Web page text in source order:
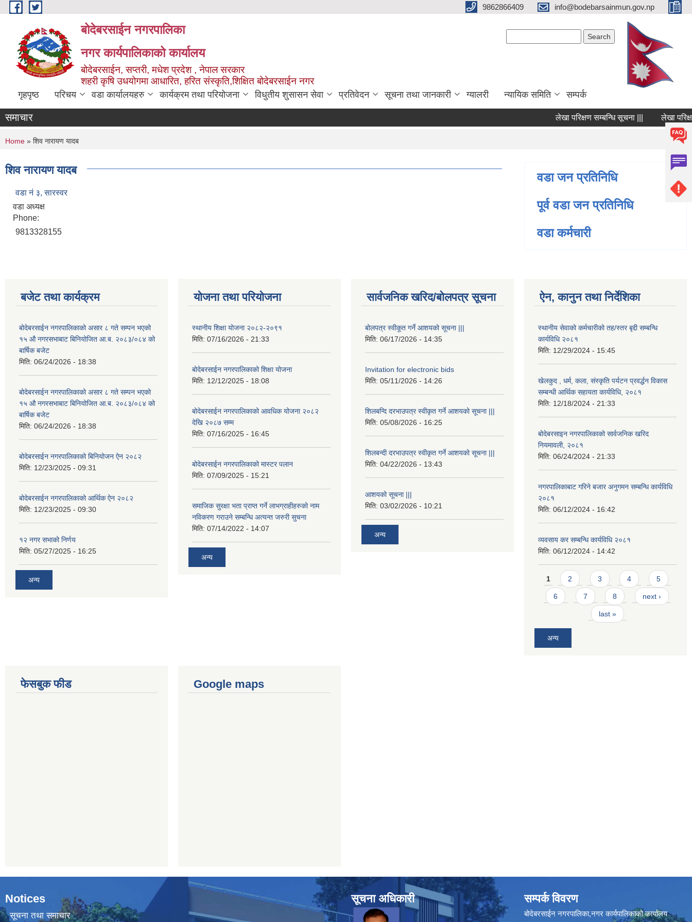
Skip to main content 9862866409 info@bodebarsainmun.gov.np
बोदेबरसाईन नगरपालिका
नगर कार्यपालिकाको कार्यालय
बोदेबरसाईन, सप्तरी, मधेश प्रदेश , नेपाल सरकार
शहरी कृषि उधयोगमा आधारित, हरित संस्कृति,शिक्षित बोदेबरसाईन नगर
गृहपृष्ठ परिचय वडा कार्यालयहरु कार्यक्रम तथा परियोजना विधुतीय शुसासन सेवा प्रतिवेदन सूचना तथा जानकारी ग्यालरी न्यायिक समिति सम्पर्क
समाचार लेखा परिक्षण सम्बन्धि सूचना ||| लेखा परिक्षण
You are here
Home » शिव नारायण यादब
शिव नारायण यादब
वडा नं‌ ३, सारस्वर
वडा अध्यक्ष
Phone:
9813328155
वडा जन प्रतिनिधि
पूर्व वडा जन प्रतिनिधि
वडा कर्मचारी
बजेट तथा कार्यक्रम
बोदेबरसाईन नगरपालिकाको असार ८ गते सम्पन भएको
१५ ‍‍‍औ नगरसभाबाट बिनियोजित आ.ब. २०८३/०८४ को
बार्षिक बजेट
मिति: 06/24/2026 - 18:38
बोदेबरसाईन नगरपालिकाको असार ८ गते सम्पन भएको
१५ ‍‍‍औ नगरसभाबाट बिनियोजित आ.ब. २०८३/०८४ को
बार्षिक बजेट
मिति: 06/24/2026 - 18:38
बोदेबरसाईन नगरपालिकाको बिनियोजन ऐन २०८२
मिति: 12/23/2025 - 09:31
बोदेबरसाईन नगरपालिकाको आर्थिक ऐन २०८२
मिति: 12/23/2025 - 09:30
१२ नगर सभाको निर्णय
मिति: 05/27/2025 - 16:25
अन्य
योजना तथा परियोजना
स्थानीय शिक्षा योजना २०८२-२०९१
मिति: 07/16/2026 - 21:33
बोदेबरसाईन नगरपालिकाको शिक्षा योजना
मिति: 12/12/2025 - 18:08
बोदेबरसाईन नगरपालिकाको आवधिक योजना २०८२
देखि २०८७ सम्म
मिति: 07/16/2025 - 16:45
बोदेबरसाईन नगरपालिकाको मास्टर पलान
मिति: 07/09/2025 - 15:21
समाजिक सुरक्षा भता प्राप्त गर्ने लाभग्राहीहरुको नाम
नविकरण गराउने सम्बन्धि अत्यन्त जरुरी सुचना
मिति: 07/14/2022 - 14:07
अन्य
सार्वजनिक खरिद/बोलपत्र सूचना
बोलपत्र स्वीकूत गर्ने आशयको सूचना |||
मिति: 06/17/2026 - 14:35
Invitation for electronic bids
मिति: 05/11/2026 - 14:26
शिलबन्दि दरभाउपत्र स्वीकृत गर्ने आशयको सूचना |||
मिति: 05/08/2026 - 16:25
शिलबन्दी दरभाउपत्र स्वीकृत गर्ने आशयको सूचना |||
मिति: 04/22/2026 - 13:43
आशयको सूचना |||
मिति: 03/02/2026 - 10:21
अन्य
ऐन, कानुन तथा निर्देशिका
स्थानीय सेवाको कर्मचारीको तह/स्तर बृद्दी सम्बन्धि
कार्यविधि २०८१
मिति: 12/29/2024 - 15:45
खेलकुद , धर्म, कला, संस्कृति पर्यटन प्रवर्द्धन विकास
सम्बन्धी आर्थिक सहायता कार्यविधि, २०८१
मिति: 12/18/2024 - 21:33
बोदेबरसाइन नगरपालिकाको सार्वजनिक खरिद
नियमावली, २०८१
मिति: 06/24/2024 - 21:33
नगरपालिकाबाट गरिने बजार अनुगमन सम्बन्धि कार्यविधि
२०८१
मिति: 06/12/2024 - 16:42
व्यवसाय कर सम्बन्धि कार्यविधि २०८१
मिति: 06/12/2024 - 14:42
Pages
1 2 3 4 5
6 7 8 next ›
last »
अन्य
फेसबुक फीड Google maps
Notices
सूचना तथा समाचार
सूचना अधिकारी सम्पर्क विवरण
बोदेबरसाईन नगरपालिका,नगर कार्यपालिकाको कार्यालय